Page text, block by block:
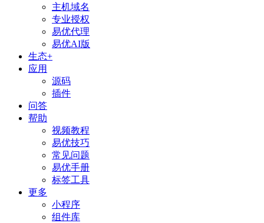
主机域名
专业授权
易优代理
易优AI版
生态+
应用
源码
插件
问答
帮助
视频教程
易优技巧
常见问题
易优手册
标签工具
更多
小程序
组件库